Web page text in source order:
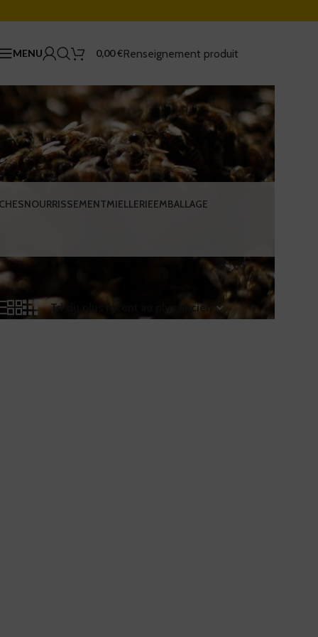
MENU 0,00€Renseignement produit
NOURRISSEMENTMIELLERIEEMBALLAGE